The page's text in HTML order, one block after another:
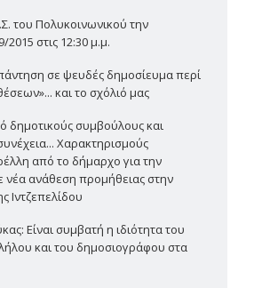
του Πολυκοινωνικού την
στις 12:30 μ.μ.
σε ψευδές δημοσίευμα περί
και το σχόλιό μας
δημοτικούς συμβούλους και
Χαρακτηρισμούς
από το δήμαρχο για την
νέα ανάθεση προμήθειας στην
Ιντζεπελίδου
Είναι συμβατή η ιδιότητα του
και του δημοσιογράφου στα